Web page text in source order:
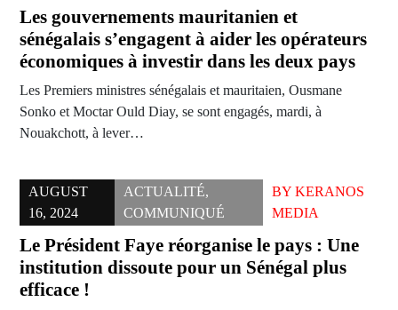
Les gouvernements mauritanien et
sénégalais s’engagent à aider les opérateurs
économiques à investir dans les deux pays
Les Premiers ministres sénégalais et mauritaien, Ousmane
Sonko et Moctar Ould Diay, se sont engagés, mardi, à
Nouakchott, à lever…
AUGUST
16, 2024
ACTUALITÉ,
COMMUNIQUÉ
BY KERANOS
MEDIA
Le Président Faye réorganise le pays : Une
institution dissoute pour un Sénégal plus
efficace !